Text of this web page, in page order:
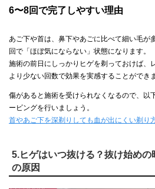
6〜8回で完了しやすい理由
あご下や首は、鼻下やあごに比べて細い毛が
回で「ほぼ気にならない」状態になります。
施術の前日にしっかりヒゲを剃っておけば、
より少ない回数で効果を実感することができ
傷があると施術を受けられなくなるので、以
ービングを行いましょう。
首やあご下を深剃りしても血が出にくい剃り
5.ヒゲはいつ抜ける？抜け始めの
の原因